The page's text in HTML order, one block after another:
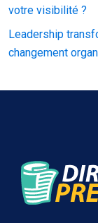
votre visibilité ?
Leadership
changement